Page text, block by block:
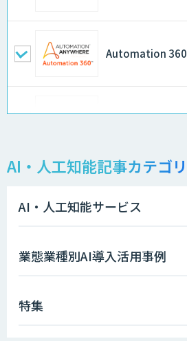
Automation
Kurrant.ai
FirstContact（
AI・人工知能記事カテゴ
AI・人工知能サービス
業態業種別AI導入活用事例
特集